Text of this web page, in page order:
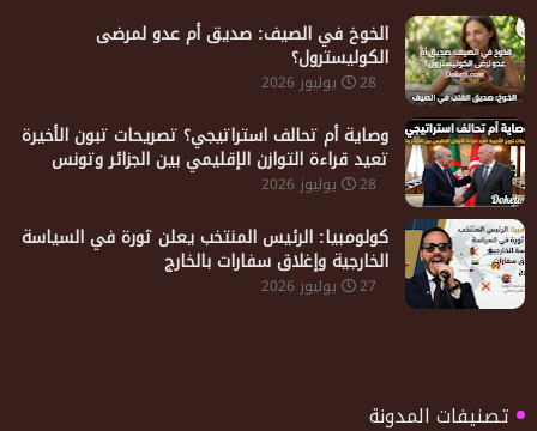
الخوخ في الصيف: صديق أم عدو لمرضى
الكوليسترول؟
28 يوليوز 2026
​وصاية أم تحالف استراتيجي؟ تصريحات تبون الأخيرة
تعيد قراءة التوازن الإقليمي بين الجزائر وتونس
28 يوليوز 2026
كولومبيا: الرئيس المنتخب يعلن ثورة في السياسة
الخارجية وإغلاق سفارات بالخارج
27 يوليوز 2026
تصنيفات المدونة